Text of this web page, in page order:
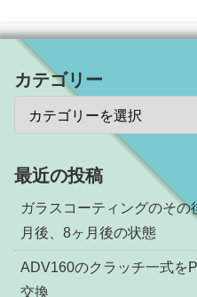
カテゴリー
最近の投稿
ガラスコーティングのそ
月後、8ヶ月後の状態
ADV160のクラッチ一式を
交換